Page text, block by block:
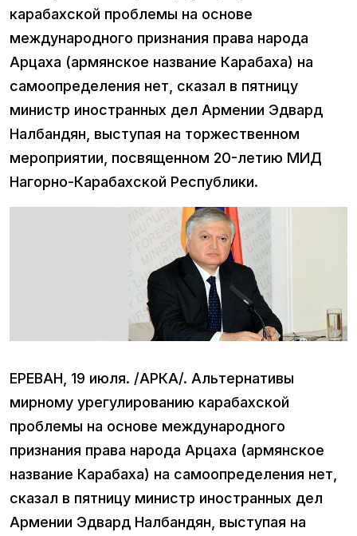
карабахской проблемы на основе
международного признания права народа
Арцаха (армянское название Карабаха) на
самоопределения нет, сказал в пятницу
министр иностранных дел Армении Эдвард
Налбандян, выступая на торжественном
мероприятии, посвященном 20-летию МИД
Нагорно-Карабахской Республики.
ЕРЕВАН, 19 июля. /АРКА/. Альтернативы
мирному урегулированию карабахской
проблемы на основе международного
признания права народа Арцаха (армянское
название Карабаха) на самоопределения нет,
сказал в пятницу министр иностранных дел
Армении Эдвард Налбандян, выступая на